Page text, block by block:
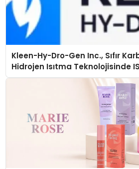
Kleen-Hy-Dro-Gen Inc., Sıfır
Hidrojen Isıtma Teknolojisinde
Düzenleyici Onaylarını Aldı